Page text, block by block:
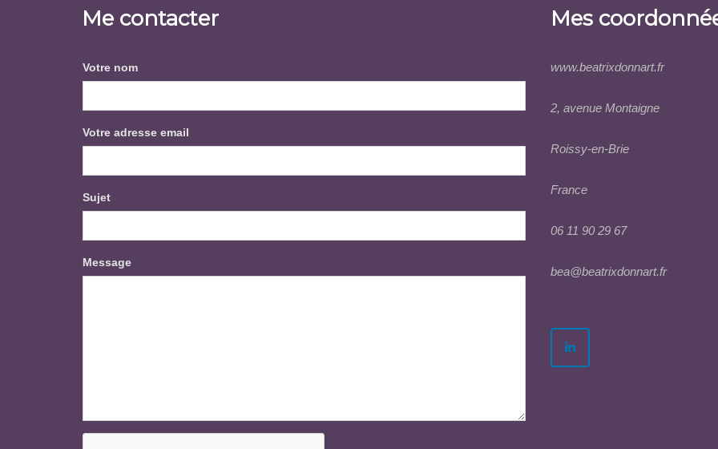
Me contacter
Votre nom
Votre adresse email
Sujet
Message
Mes
www.beatrixdonnart.fr
2, avenue Montaigne
Roissy-en-Brie
France
06 11 90 29 67
bea@beatrixdonnart.fr